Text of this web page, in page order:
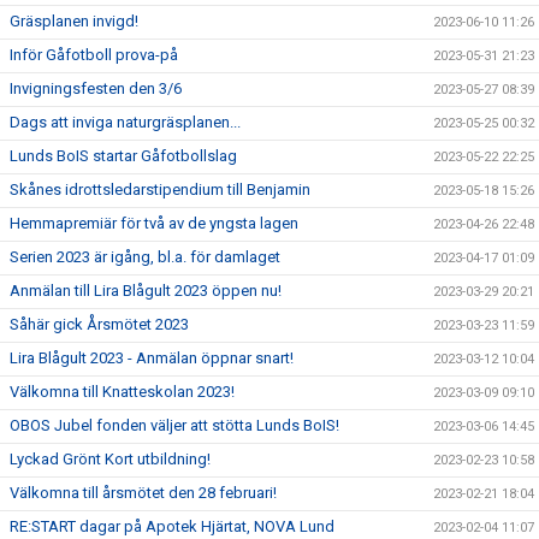
Gräsplanen invigd! 2023-06-10 11:26
Inför Gåfotboll prova-på 2023-05-31 21:23
Invigningsfesten den 3/6 2023-05-27 08:39
Dags att inviga naturgräsplanen... 2023-05-25 00:32
Lunds BoIS startar Gåfotbollslag 2023-05-22 22:25
Skånes idrottsledarstipendium till Benjamin 2023-05-18 15:26
Hemmapremiär för två av de yngsta lagen 2023-04-26 22:48
Serien 2023 är igång, bl.a. för damlaget 2023-04-17 01:09
Anmälan till Lira Blågult 2023 öppen nu! 2023-03-29 20:21
Såhär gick Årsmötet 2023 2023-03-23 11:59
Lira Blågult 2023 - Anmälan öppnar snart! 2023-03-12 10:04
Välkomna till Knatteskolan 2023! 2023-03-09 09:10
OBOS Jubel fonden väljer att stötta Lunds BoIS! 2023-03-06 14:45
Lyckad Grönt Kort utbildning! 2023-02-23 10:58
Välkomna till årsmötet den 28 februari! 2023-02-21 18:04
RE:START dagar på Apotek Hjärtat, NOVA Lund 2023-02-04 11:07